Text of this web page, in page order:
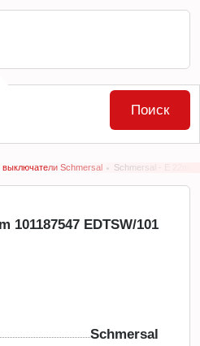
выключатели Schmersal Schmersal - E 22mm
101187547 EDTSW/101
Schmersal
Поиск